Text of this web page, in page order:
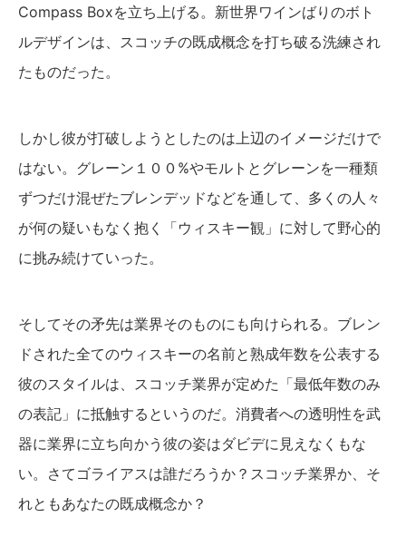
Compass Boxを立ち上げる。新世界ワインばりのボト
ルデザインは、スコッチの既成概念を打ち破る洗練され
たものだった。
しかし彼が打破しようとしたのは上辺のイメージだけで
はない。グレーン１００%やモルトとグレーンを一種類
ずつだけ混ぜたブレンデッドなどを通して、多くの人々
が何の疑いもなく抱く「ウィスキー観」に対して野心的
に挑み続けていった。
そしてその矛先は業界そのものにも向けられる。ブレン
ドされた全てのウィスキーの名前と熟成年数を公表する
彼のスタイルは、スコッチ業界が定めた「最低年数のみ
の表記」に抵触するというのだ。消費者への透明性を武
器に業界に立ち向かう彼の姿はダビデに見えなくもな
い。さてゴライアスは誰だろうか？スコッチ業界か、そ
れともあなたの既成概念か？